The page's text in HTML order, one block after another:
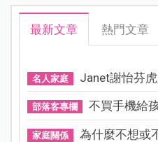
最新文章 熱門文章
名人家庭 Janet謝怡芬
部落客專欄 不買手機給
家庭關係 為什麼不想或